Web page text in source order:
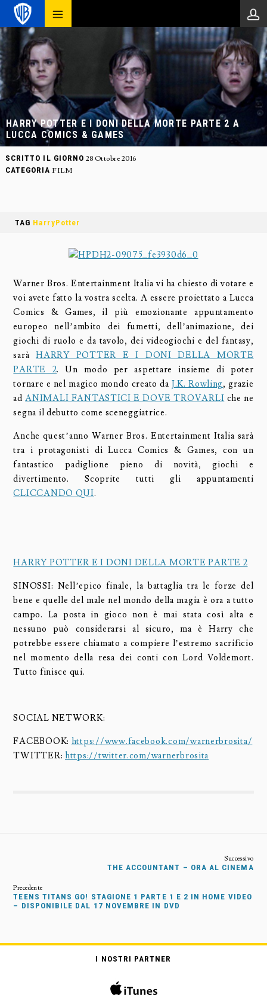
HARRY POTTER E I DONI DELLA MORTE PARTE 2 A
LUCCA COMICS & GAMES
SCRITTO IL GIORNO 28 Ottobre 2016
CATEGORIA FILM
TAG HarryPotter
Warner Bros. Entertainment Italia vi ha chiesto di votare e
voi avete fatto la vostra scelta. A essere proiettato a Lucca
Comics & Games, il più emozionante appuntamento
europeo nell’ambito dei fumetti, dell’animazione, dei
giochi di ruolo e da tavolo, dei videogiochi e del fantasy,
saràHARRY POTTER E I DONI DELLA MORTE
PARTE 2. Un modo per aspettare insieme di poter
tornare e nel magico mondo creato da J.K. Rowling, grazie
adANIMALI FANTASTICI E DOVE TROVARLI che ne
segna il debutto come sceneggiatrice.
Anche quest’anno Warner Bros. Entertainment Italia sarà
tra i protagonisti di Lucca Comics & Games, con un
fantastico padiglione pieno di novità, giochi e
divertimento. Scoprite tutti gli appuntamenti
CLICCANDO QUI.
HARRY POTTER E I DONI DELLA MORTE PARTE 2
SINOSSI: Nell’epico finale, la battaglia tra le forze del
bene e quelle del male nel mondo della magia è ora a tutto
campo. La posta in gioco non è mai stata così alta e
nessuno può considerarsi al sicuro, ma è Harry che
potrebbe essere chiamato a compiere l’estremo sacrificio
nel momento della resa dei conti con Lord Voldemort.
Tutto finisce qui.
SOCIAL NETWORK:
FACEBOOK: https://www.facebook.com/warnerbrosita/
TWITTER:https://twitter.com/warnerbrosita
THE ACCOUNTANT – ORA AL CINEMA
TEENS TITANS GO! STAGIONE 1 PARTE 1 E 2 IN HOME VIDEO
– DISPONIBILE DAL 17 NOVEMBRE IN DVD
I NOSTRI PARTNER